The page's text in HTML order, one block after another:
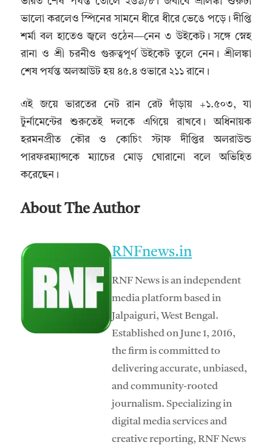
ভালো করলেও স্পিনের সামনে ধীরে ধীরে ভেঙে পড়ে। দীপ্তি
শর্মা বল হাতেও জ্বলে ওঠেন—নেন ৩ উইকেট। সঙ্গে স্নেহ
রানা ও শ্রী চরনীও গুরুত্বপূর্ণ উইকেট তুলে নেন। শ্রীলঙ্কা
শেষ পর্যন্ত অলআউট হয় ৪৫.৪ ওভারে ২১১ রানে।
এই জয়ে ভারতের নেট রান রেট দাঁড়ায় +১.৫০৩, যা
টুর্নামেন্টের শুরুতেই দলকে এগিয়ে রাখবে। অধিনায়ক
হরমনপ্রীত কৌর ও কোচিং স্টাফ দীপ্তির অলরাউন্ড
পারফরম্যান্সকে ম্যাচের মোড় ঘোরানো বলে অভিহিত
করেছেন।
About The Author
RNFnews.in
RNF News is an independent
media platform based in
Jalpaiguri, West Bengal.
Established on June 1, 2016,
the firm is committed to
delivering accurate, unbiased,
and community-rooted
journalism. Specializing in
digital media services and
creative reporting, RNF News